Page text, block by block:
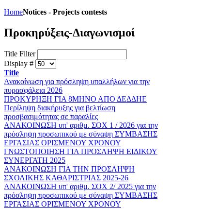
HomeNotices - Projects contests
Προκηρύξεις-Διαγωνισμοί
Title Filter
Display #
Title
Ανακοίνωση για πρόσληψη υπαλλήλων για την
πυρασφάλεια 2026
ΠΡΟΚΥΡΗΞΗ ΓΙΑ 8ΜΗΝΟ ΑΠΟ ΔΕΔΔΗΕ
Περίληψη διακήρυξης για βελτίωση
προσβασιμότητας σε παραλίες
ΑΝΑΚΟΙΝΩΣΗ υπ' αριθμ. ΣΟΧ 1 / 2026 για την
πρόσληψη προσωπικού με σύναψη ΣΥΜΒΑΣΗΣ
ΕΡΓΑΣΙΑΣ ΟΡΙΣΜΕΝΟΥ ΧΡΟΝΟΥ
ΓΝΩΣΤΟΠΟΙΗΣΗ ΓΙΑ ΠΡΟΣΛΗΨΗ ΕΙΔΙΚΟΥ
ΣΥΝΕΡΓΑΤΗ 2025
ΑΝΑΚΟΙΝΩΣΗ ΓΙΑ ΤΗΝ ΠΡΟΣΛΗΨΗ
ΣΧΟΛΙΚΗΣ ΚΑΘΑΡΙΣΤΡΙΑΣ 2025-26
ΑΝΑΚΟΙΝΩΣΗ υπ' αριθμ. ΣΟΧ 2/ 2025 για την
πρόσληψη προσωπικού με σύναψη ΣΥΜΒΑΣΗΣ
ΕΡΓΑΣΙΑΣ ΟΡΙΣΜΕΝΟΥ ΧΡΟΝΟΥ